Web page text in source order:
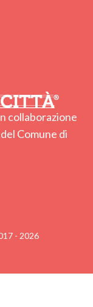
collaborazione
Comune di
- 2026